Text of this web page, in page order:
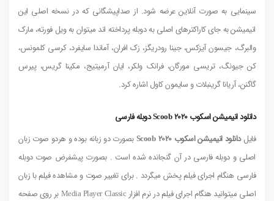
سینمایی به صورت آنلاین عرضه شود. از صداپیشگانی که در نسخه اصلی این
انیمیشن به جای کاراکترهای اصلی به دوبله پرداخته اند میتوان به ویل فورته، مارک
والبرگ، جیسون آیزکس، جینا رودریگز، زک افران، آماندا سایفرد، کرسی کلمونس،
کن جیونگ، تریسی مورگان، فرانک ولکر، ایان آرمیتیج، مکینا گریس، پیرس
گاگنن، آریانا گرینبلات و سایمون کاول اشاره کرد.
دانلود انیمیشن اسکوب Scoob 2020 دوبله فارسی
فایلدانلود انیمیشن اسکوب Scoob 2020
بصورت دو زبانه بوده و هردو صوت زبان
اصلی و دوبله فارسی در آن گنجانده شده است . بصورت پیشفرض صوت دوبله
فارسی هنگام اجرای فیلم پخش میگردد . برای تغییر صوت و مشاهده فیلم با زبان
اصلی میتوانید هنگام اجرای فیلم در نرم افزار Media Player Classic بر روی صفحه